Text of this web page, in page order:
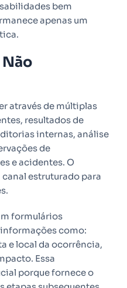
bem
apenas um
através de múltiplas
resultados de
internas, análise
de
e acidentes. O
estruturado para
formulários
como:
e local da ocorrência,
Essa
porque fornece o